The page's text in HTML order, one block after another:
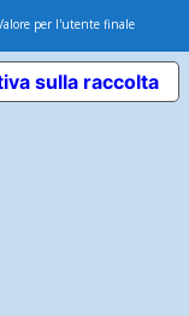
per l'utente finale
sulla raccolta